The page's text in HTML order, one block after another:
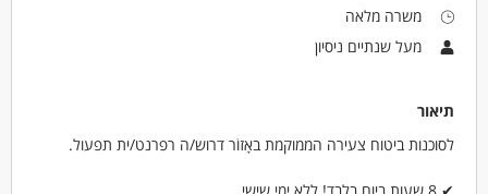
משרה מלאה
מעל שנתיים ניסיון
תיאור
לסוכנות ביטוח צעירה הממוקמת באָזוֹר דרוש/ה רפרנט/ית תפעול.